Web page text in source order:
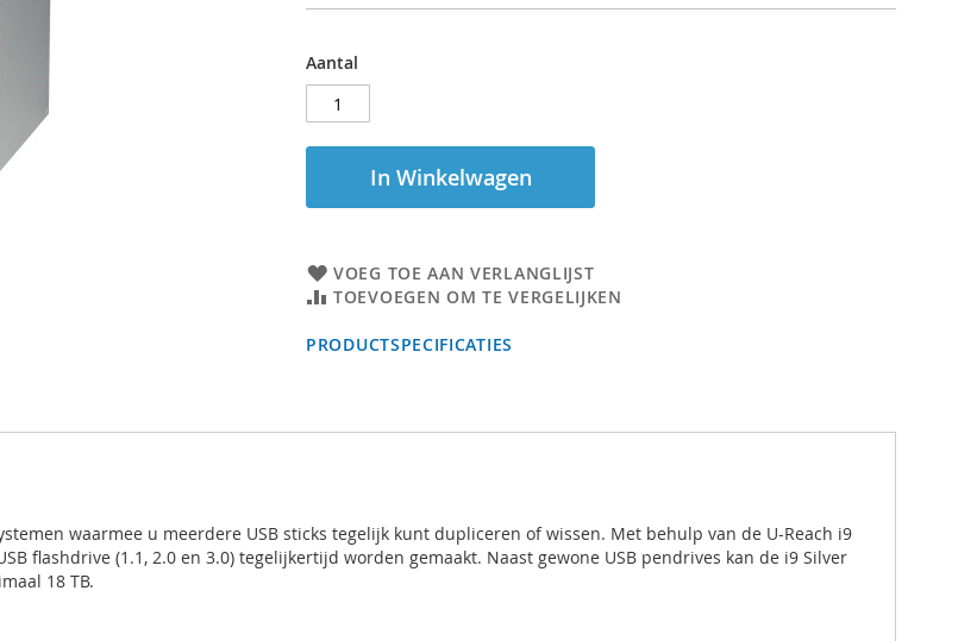
Aantal
In Winkelwagen
VOEG TOE AAN VERLANGLIJST
TOEVOEGEN OM TE VERGELIJKEN
PRODUCTSPECIFICATIES
waarmee u meerdere USB sticks tegelijk kunt dupliceren of wissen. Met behulp van de U-Reach i9
flashdrive (1.1, 2.0 en 3.0) tegelijkertijd worden gemaakt. Naast gewone USB pendrives kan de i9 Silver
18 TB.